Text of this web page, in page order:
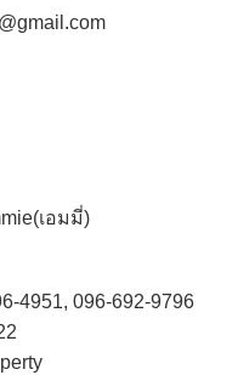
เอมมี่)
4951, 096-692-9796